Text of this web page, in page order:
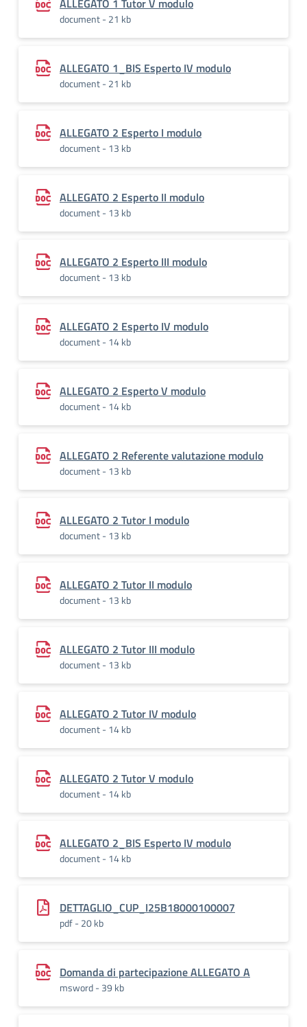
ALLEGATO 1 Tutor V modulo
document - 21 kb
ALLEGATO 1_BIS Esperto IV modulo
document - 21 kb
ALLEGATO 2 Esperto I modulo
document - 13 kb
ALLEGATO 2 Esperto II modulo
document - 13 kb
ALLEGATO 2 Esperto III modulo
document - 13 kb
ALLEGATO 2 Esperto IV modulo
document - 14 kb
ALLEGATO 2 Esperto V modulo
document - 14 kb
ALLEGATO 2 Referente valutazione modulo
document - 13 kb
ALLEGATO 2 Tutor I modulo
document - 13 kb
ALLEGATO 2 Tutor II modulo
document - 13 kb
ALLEGATO 2 Tutor III modulo
document - 13 kb
ALLEGATO 2 Tutor IV modulo
document - 14 kb
ALLEGATO 2 Tutor V modulo
document - 14 kb
ALLEGATO 2_BIS Esperto IV modulo
document - 14 kb
DETTAGLIO_CUP_I25B18000100007
pdf - 20 kb
Domanda di partecipazione ALLEGATO A
msword - 39 kb